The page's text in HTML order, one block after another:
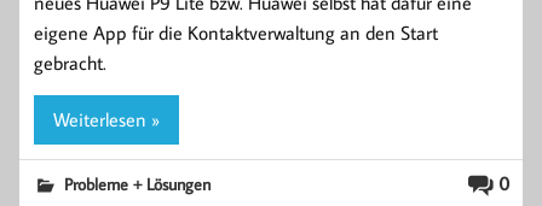
eigene App für die Kontaktverwaltung an den Start
gebracht.
Weiterlesen »
0
Probleme + Lösungen